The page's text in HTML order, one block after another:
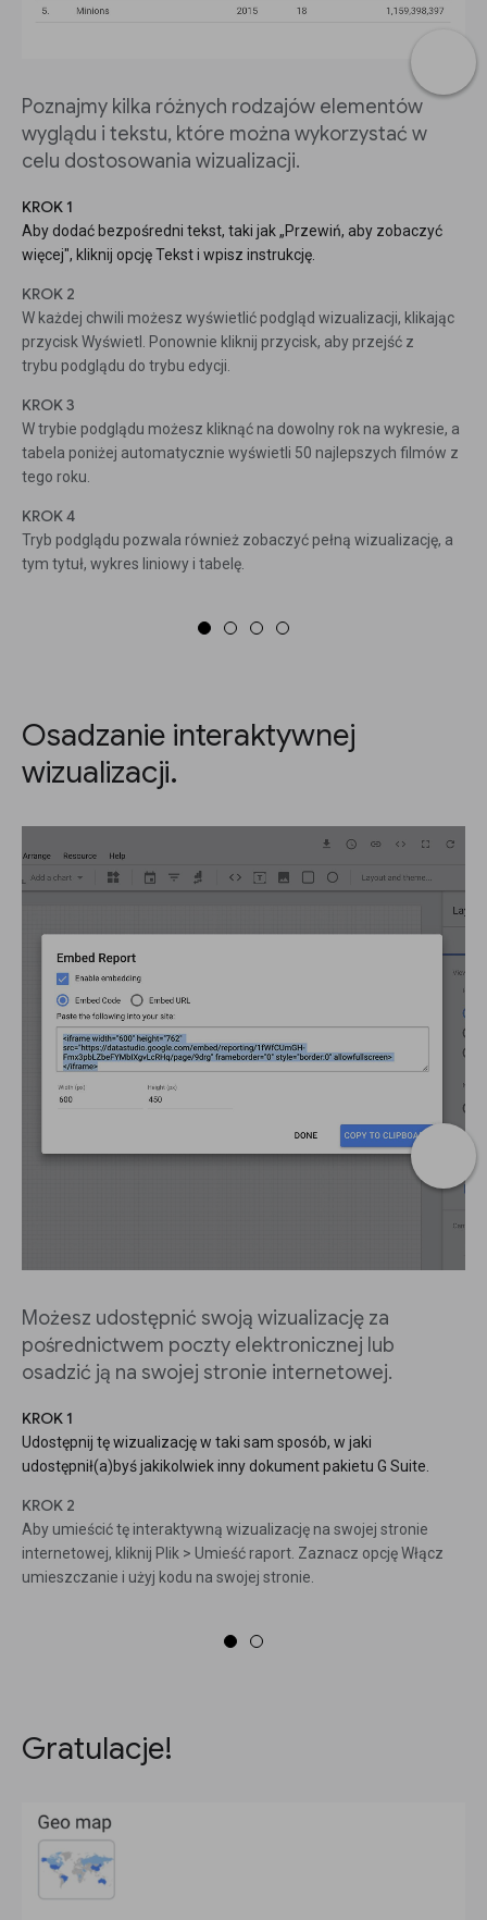
Poznajmy kilka różnych rodzajów elementów
wyglądu i tekstu, które można wykorzystać w
celu dostosowania wizualizacji.
KROK 1
Aby dodać bezpośredni tekst, taki jak „Przewiń, aby zobaczyć
więcej", kliknij opcję Tekst i wpisz instrukcję.
KROK 2
W każdej chwili możesz wyświetlić podgląd wizualizacji, klikając
przycisk Wyświetl. Ponownie kliknij przycisk, aby przejść z
trybu podglądu do trybu edycji.
KROK 3
W trybie podglądu możesz kliknąć na dowolny rok na wykresie, a
tabela poniżej automatycznie wyświetli 50 najlepszych filmów z
tego roku.
KROK 4
Tryb podglądu pozwala również zobaczyć pełną wizualizację, a
tym tytuł, wykres liniowy i tabelę.
Osadzanie interaktywnej
wizualizacji.
Możesz udostępnić swoją wizualizację za
pośrednictwem poczty elektronicznej lub
osadzić ją na swojej stronie internetowej.
KROK 1
Udostępnij tę wizualizację w taki sam sposób, w jaki
udostępnił(a)byś jakikolwiek inny dokument pakietu G Suite.
KROK 2
Aby umieścić tę interaktywną wizualizację na swojej stronie
internetowej, kliknij Plik > Umieść raport. Zaznacz opcję Włącz
umieszczanie i użyj kodu na swojej stronie.
Gratulacje!